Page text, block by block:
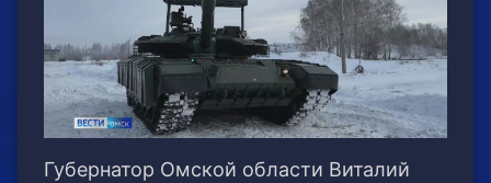
Губернатор Омской области Виталий